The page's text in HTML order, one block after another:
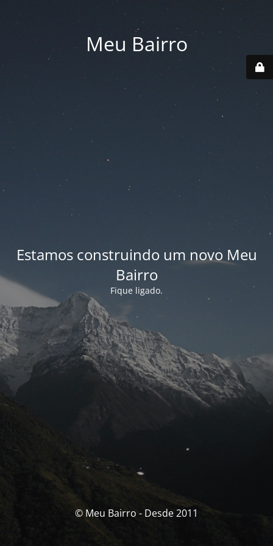
Meu Bairro
Estamos construindo um novo Meu
Bairro
Fique ligado.
© Meu Bairro - Desde 2011